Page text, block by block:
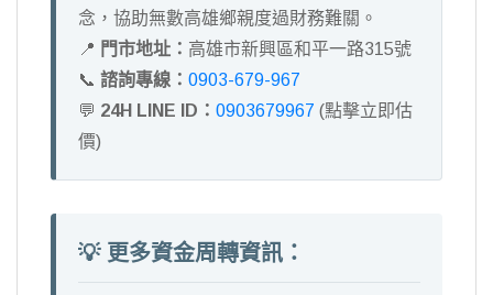
念，協助無數高雄鄉親度過財務難關。
📍 門市地址： 高雄市新興區和平一路315號
📞 諮詢專線： 0903-679-967
💬 24H LINE ID： 0903679967 (點擊立即估
價)
💡 更多資金周轉資訊：